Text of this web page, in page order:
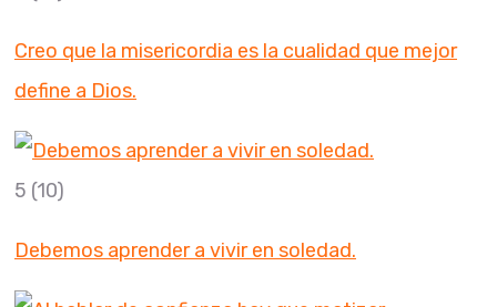
Creo que la misericordia es la cualidad que mejor
define a Dios.
5 (10)
Debemos aprender a vivir en soledad.